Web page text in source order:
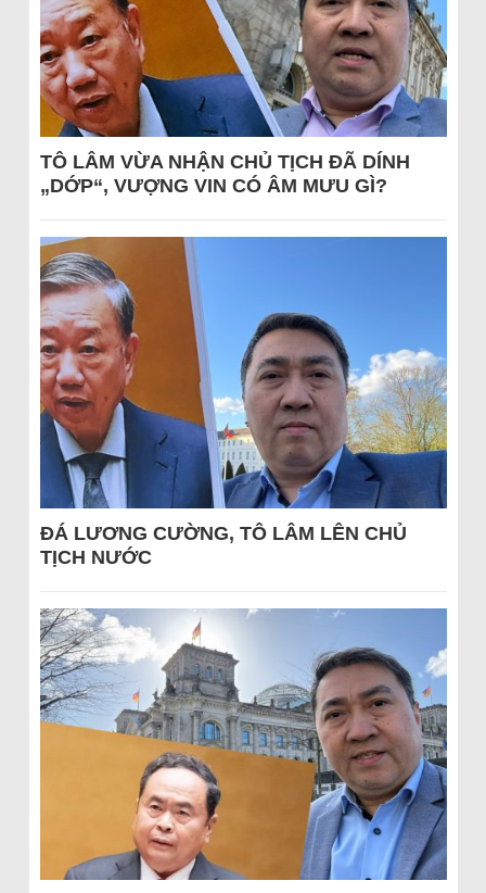
TÔ LÂM VỪA NHẬN CHỦ TỊCH ĐÃ DÍNH
„DỚP“, VƯỢNG VIN CÓ ÂM MƯU GÌ?
ĐÁ LƯƠNG CƯỜNG, TÔ LÂM LÊN CHỦ
TỊCH NƯỚC